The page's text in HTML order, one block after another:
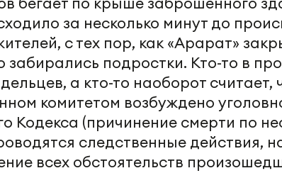
за несколько минут до
с тех пор, как «Арарат»
забирались подростки. Кто-то в
а кто-то наоборот
комитетом возбуждено
Кодекса (причинение смерти по
следственные действия,
всех обстоятельств